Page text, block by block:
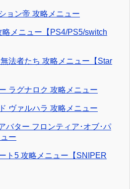
ョン帝 攻略メニュー
略メニュー【PS4/PS5/switch
法者たち 攻略メニュー【Star
ラグナロク 攻略メニュー
ヴァルハラ 攻略メニュー
バター フロンティア･オブ･パ
ー
ト5 攻略メニュー【SNIPER